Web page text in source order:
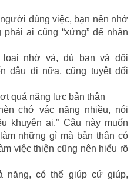
TỐT
MẤY
CŨNG
TUYỆT
ĐỐI
NÊN
GIÚP
KẺO
CHUỐC
HỌA
VÀO
THÂN!
đúng việc, bạn nên nhớ
ai cũng “xứng” để nhận
loại nhờ vả, dù bạn và đối
đâu đi nữa, cũng tuyệt đối
quá năng lực bản thân
chớ vác nặng nhiều, nói
khuyên ai.” Câu này muốn
những gì mà bản thân có
việc thiện cũng nên hiểu rõ
năng, có thể giúp cứ giúp,